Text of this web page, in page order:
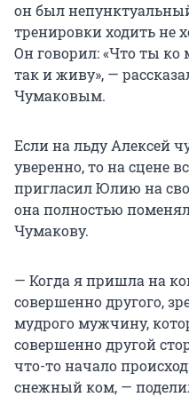
он был
тренировки ходить не
Он говорил: «Что ты ко
так и живу», —
Чумаковым.
Если на льду Алексей
уверенно, то на сцене
пригласил Юлию на
она полностью
Чумакову.
— Когда я пришла на
совершенно другого,
мудрого мужчину,
совершенно другой
что-то начало
снежный ком, —